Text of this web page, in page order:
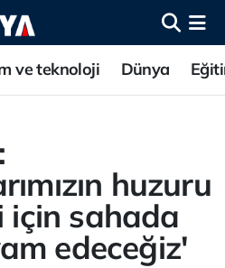
ve teknoloji Dünya
huzuru
için sahada
edeceğiz'